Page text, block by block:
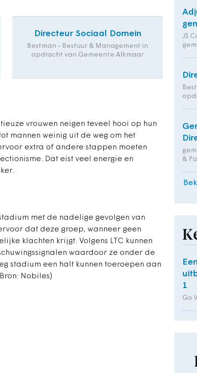
Directeur Sociaal Domein
Bestman - Bestuur & Management in
opdracht van Gemeente Alkmaar
JS
&
1
Go
vrouwen neigen teveel hooi op hun
mannen weinig uit de weg om het
extra of andere stappen moeten
Dat eist veel energie en
met de nadelige gevolgen van
dat deze groep, wanneer geen
klachten krijgt. Volgens LTC kunnen
waardoor ze onder de
stadium een halt kunnen toeroepen aan
Nobiles)